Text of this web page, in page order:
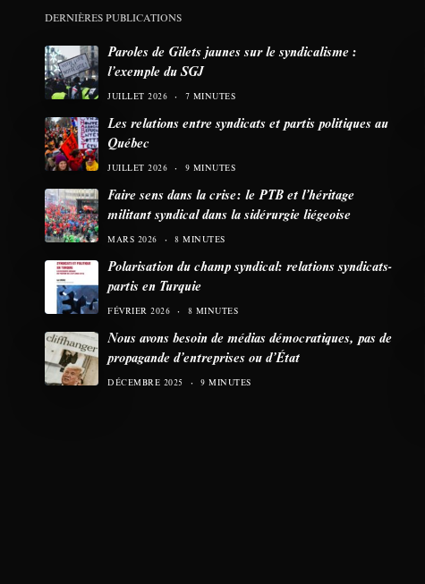
DERNIÈRES PUBLICATIONS
Paroles de Gilets jaunes sur le syndicalisme :
l’exemple du SGJ
JUILLET 2026 7 MINUTES
Les relations entre syndicats et partis politiques au
Québec
JUILLET 2026 9 MINUTES
Faire sens dans la crise: le PTB et l’héritage
militant syndical dans la sidérurgie liégeoise
MARS 2026 8 MINUTES
Polarisation du champ syndical: relations syndicats-
partis en Turquie
FÉVRIER 2026 8 MINUTES
Nous avons besoin de médias démocratiques, pas de
propagande d’entreprises ou d’État
DÉCEMBRE 2025 9 MINUTES